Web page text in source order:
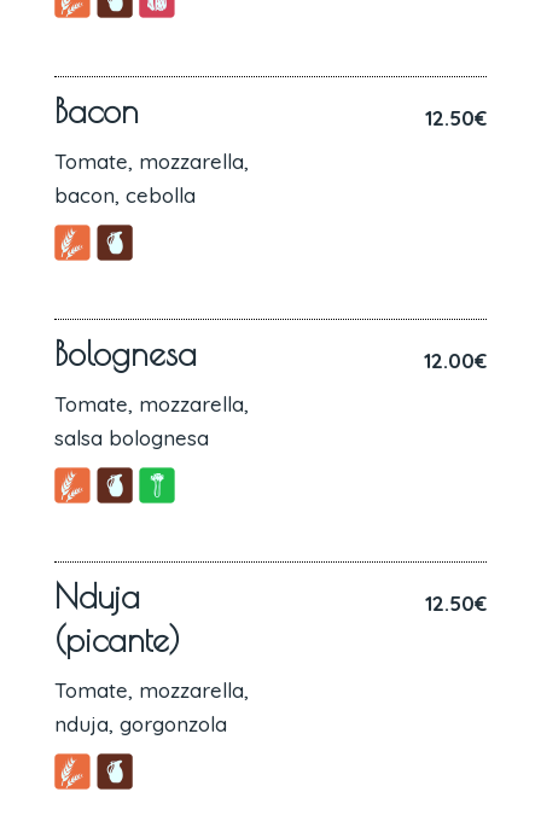
Bacon
Tomate, mozzarella,
bacon, cebolla
12.50€
Bolognesa
Tomate, mozzarella,
salsa bolognesa
12.00€
Nduja
(picante)
Tomate, mozzarella,
nduja, gorgonzola
12.50€